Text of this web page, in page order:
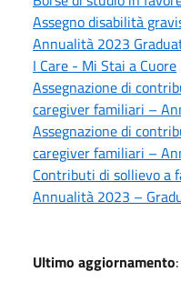
Assegno disabilità
Annualità 2023
I Care - Mi Stai a Cuore
Assegnazione di
caregiver familiari –
Assegnazione di
caregiver familiari –
Contributi di sollievo a
Annualità 2023 –
Ultimo aggiornamento